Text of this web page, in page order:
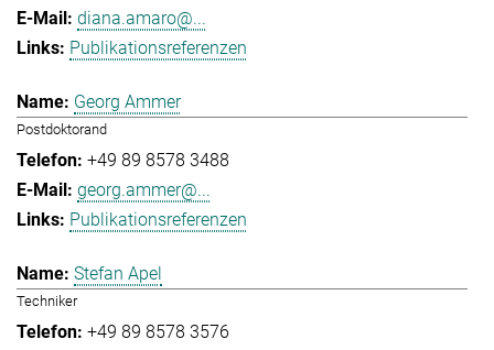
diana.amaro@...
Publikationsreferenzen
Georg Ammer
Postdoktorand
+49 89 8578 3488
georg.ammer@...
Publikationsreferenzen
Stefan Apel
Techniker
+49 89 8578 3576